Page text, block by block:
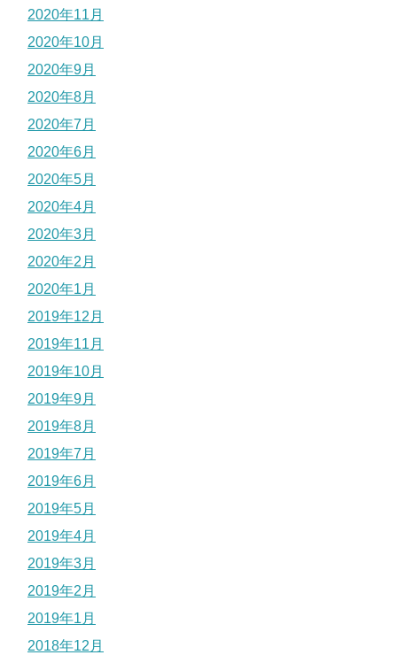
2020年11月
2020年10月
2020年9月
2020年8月
2020年7月
2020年6月
2020年5月
2020年4月
2020年3月
2020年2月
2020年1月
2019年12月
2019年11月
2019年10月
2019年9月
2019年8月
2019年7月
2019年6月
2019年5月
2019年4月
2019年3月
2019年2月
2019年1月
2018年12月